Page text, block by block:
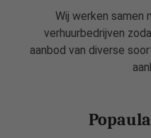
Wij werken samen
verhuurbedrijven
aanbod van diverse